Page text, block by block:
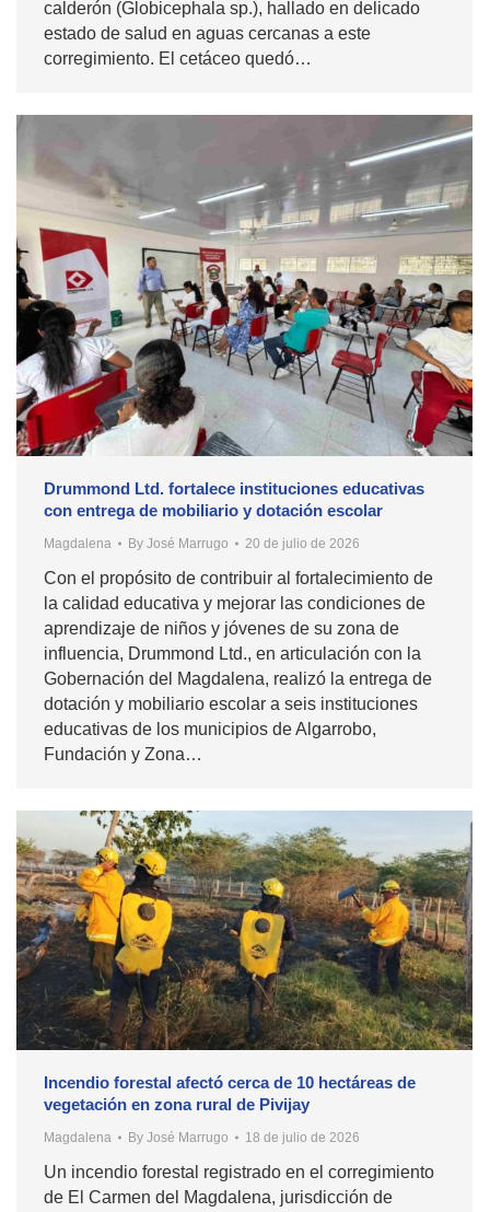
calderón (Globicephala sp.), hallado en delicado
estado de salud en aguas cercanas a este
corregimiento. El cetáceo quedó…
Drummond Ltd. fortalece instituciones educativas
con entrega de mobiliario y dotación escolar
Magdalena By José Marrugo 20 de julio de 2026
Con el propósito de contribuir al fortalecimiento de
la calidad educativa y mejorar las condiciones de
aprendizaje de niños y jóvenes de su zona de
influencia, Drummond Ltd., en articulación con la
Gobernación del Magdalena, realizó la entrega de
dotación y mobiliario escolar a seis instituciones
educativas de los municipios de Algarrobo,
Fundación y Zona…
Incendio forestal afectó cerca de 10 hectáreas de
vegetación en zona rural de Pivijay
Magdalena By José Marrugo 18 de julio de 2026
Un incendio forestal registrado en el corregimiento
de El Carmen del Magdalena, jurisdicción de